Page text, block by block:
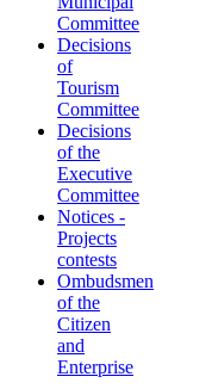
Committee
Decisions
of
Tourism
Committee
Decisions
of the
Executive
Committee
Notices -
Projects
contests
Ombudsmen
of the
Citizen
and
Enterprise